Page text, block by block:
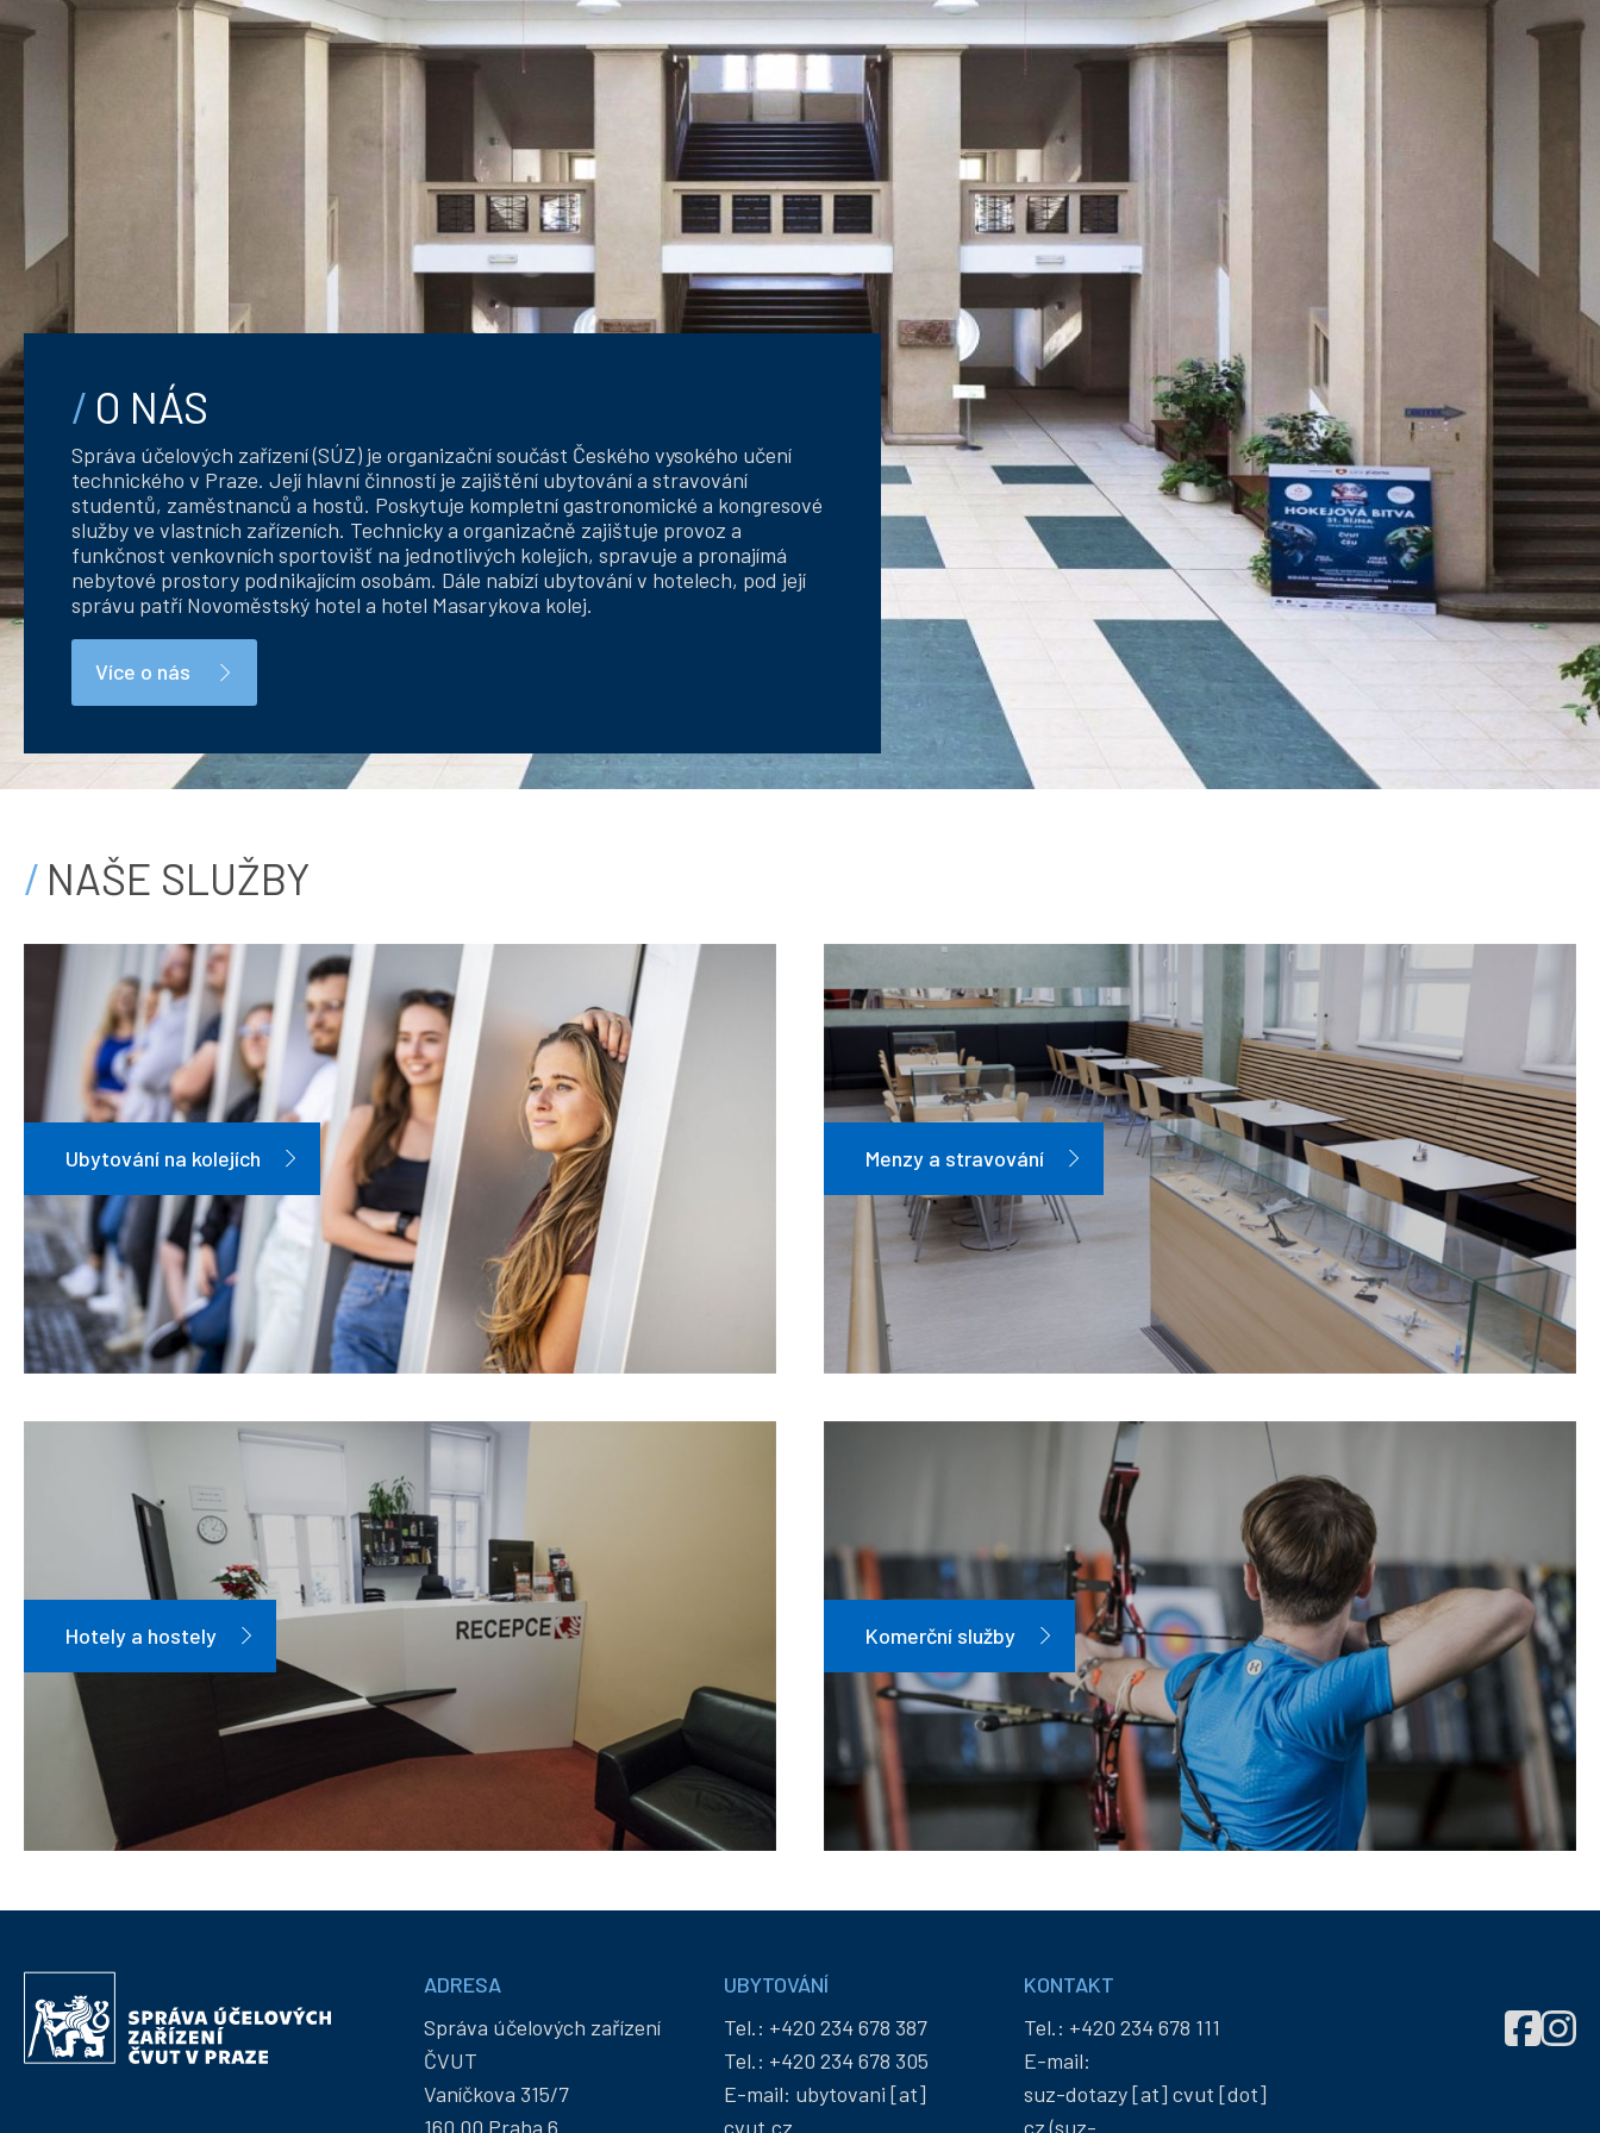
O NÁS
Správa účelových zařízení (SÚZ) je organizační součást Českého vysokého učení
technického v Praze. Její hlavní činností je zajištění ubytování a stravování
studentů, zaměstnanců a hostů. Poskytuje kompletní gastronomické a kongresové
služby ve vlastních zařízeních. Technicky a organizačně zajištuje provoz a
funkčnost venkovních sportovišť na jednotlivých kolejích, spravuje a pronajímá
nebytové prostory podnikajícím osobám. Dále nabízí ubytování v hotelech, pod její
správu patří Novoměstský hotel a hotel Masarykova kolej.
Více o nás
NAŠE SLUŽBY
Ubytování na kolejích Menzy a stravování
Hotely a hostely Komerční služby
a
kontakty
účelových
zařízení
ADRESA
Správa účelových zařízení
ČVUT
Vaníčkova 315/7
160 00 Praha 6
UBYTOVÁNÍ
Tel.: +420 234 678 387
Tel.: +420 234 678 305
E-mail: ubytovani [at]
cvut cz
KONTAKT
Tel.: +420 234 678 111
E-mail:
suz-dotazy[at] cvut [dot]
cz(suz-
Správa